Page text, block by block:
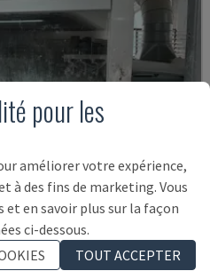
pour les
améliorer votre expérience,
à des fins de marketing. Vous
et en savoir plus sur la façon
ci-dessous.
TOUT ACCEPTER